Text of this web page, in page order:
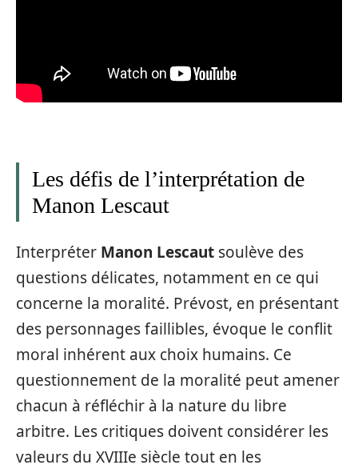
Les défis de l’interprétation de
Manon Lescaut
Interpréter Manon Lescaut soulève des
questions délicates, notamment en ce qui
concerne la moralité. Prévost, en présentant
des personnages faillibles, évoque le conflit
moral inhérent aux choix humains. Ce
questionnement de la moralité peut amener
chacun à réfléchir à la nature du libre
arbitre. Les critiques doivent considérer les
valeurs du XVIIIe siècle tout en les